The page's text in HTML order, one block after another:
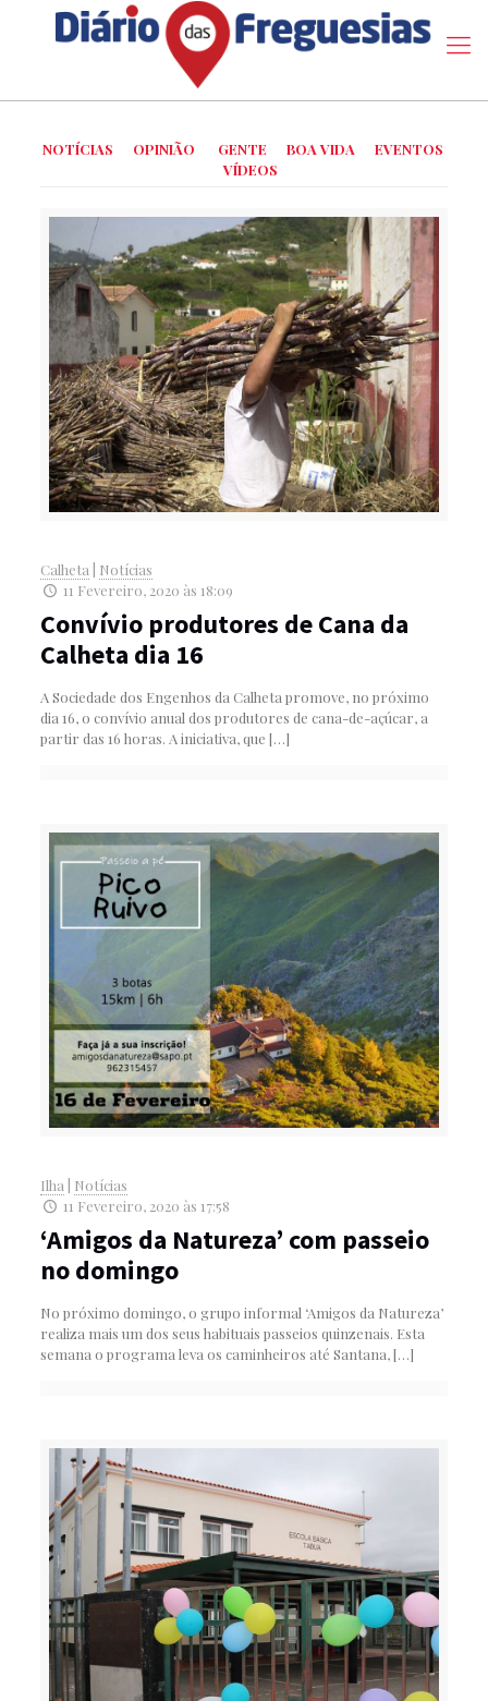
NOTÍCIAS OPINIÃO GENTE BOA VIDA
EVENTOS
VÍDEOS
Calheta
Notícias
11 Fevereiro, 2020 às 18:09
Convívio produtores de Cana da
Calheta dia 16
A Sociedade dos Engenhos da Calheta promove, no próximo
dia 16, o convívio anual dos produtores de cana-de-açúcar, a
partir das 16 horas. A iniciativa, que […]
Ilha
Notícias
11 Fevereiro, 2020 às 17:58
‘Amigos da Natureza’ com passeio
no domingo
No próximo domingo, o grupo informal ‘Amigos da Natureza’
realiza mais um dos seus habituais passeios quinzenais. Esta
semana o programa leva os caminheiros até Santana,[…]